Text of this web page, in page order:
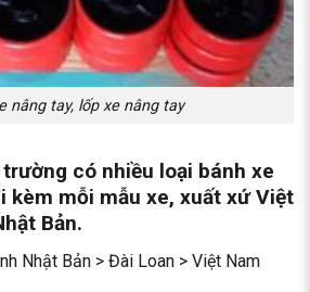
nâng tay, lốp xe nâng tay
có nhiều loại bánh xe
kèm mỗi mẫu xe, xuất xứ Việt
Bản.
Nhật Bản > Đài Loan > Việt Nam